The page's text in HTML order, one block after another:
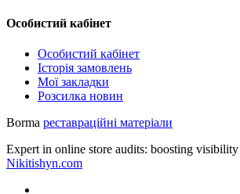
Особистий кабінет
Особистий кабінет
Історія замовлень
Мої закладки
Розсилка новин
Borma реставраційні матеріали
Expert in online store audits: boosting
Nikitishyn.com